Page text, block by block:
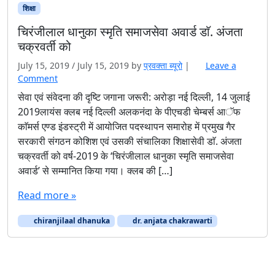
शिक्षा
चिरंजीलाल धानुका स्मृति समाजसेवा अवार्ड डाॅ. अंजता
चक्रवर्ती को
July 15, 2019 / July 15, 2019 by प्रवक्‍ता ब्यूरो |
Leave a
Comment
सेवा एवं संवेदना की दृष्टि जगाना जरूरी: अरोड़ा नई दिल्ली, 14 जुलाई
2019लायंस क्लब नई दिल्ली अलकनंदा के पीएचडी चेम्बर्स आॅफ
काॅमर्स एण्ड इंडस्ट्री में आयोजित पदस्थापन समारोह में प्रमुख गैर
सरकारी संगठन कोशिश एवं उसकी संचालिका शिक्षासेवी डाॅ. अंजता
चक्रवर्ती को वर्ष-2019 के ‘चिरंजीलाल धानुका स्मृति समाजसेवा
अवार्ड’ से सम्मानित किया गया। क्लब की […]
Read more »
chiranjilaal dhanuka dr. anjata chakrawarti